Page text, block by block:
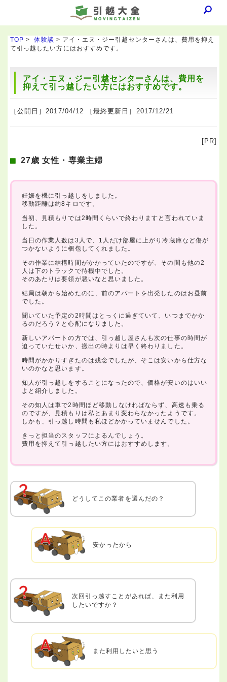
TOP >体験談 > アイ・エヌ・ジー引越センターさんは、費用を抑え
て引っ越したい方にはおすすめです。
アイ・エヌ・ジー引越センターさんは、費用を
抑えて引っ越したい方にはおすすめです。
［公開日］2017/04/12 ［最終更新日］2017/12/21
[PR]
27歳 女性・専業主婦
妊娠を機に引っ越しをしました。
移動距離は約8キロです。
当初、見積もりでは2時間くらいで終わりますと言われていま
した。
当日の作業人数は3人で、1人だけ部屋に上がり冷蔵庫など傷が
つかないように梱包してくれました。
その作業に結構時間がかかっていたのですが、その間も他の2
人は下のトラックで待機中でした。
そのあたりは要領が悪いなと思いました。
結局は朝から始めたのに、前のアパートを出発したのはお昼前
でした。
聞いていた予定の2時間はとっくに過ぎていて、いつまでかか
るのだろう？と心配になりました。
新しいアパートの方では、引っ越し屋さんも次の仕事の時間が
迫っていたせいか、搬出の時よりは早く終わりました。
時間がかかりすぎたのは残念でしたが、そこは安いから仕方な
いのかなと思います。
知人が引っ越しをすることになったので、価格が安いのはいい
よと紹介しました。
その知人は車で2時間ほど移動しなければならず、高速も乗る
のですが、見積もりは私とあまり変わらなかったようです。
しかも、引っ越し時間も私ほどかかっていませんでした。
きっと担当のスタッフによるんでしょう。
費用を抑えて引っ越したい方にはおすすめします。
どうしてこの業者を選んだの？
安かったから
次回引っ越すことがあれば、また利用
したいですか？
また利用したいと思う